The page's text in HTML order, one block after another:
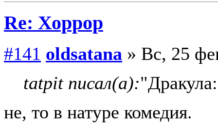
Re: Хоррор
#141 oldsatana » Вс, 25
tatpit писал(а):
не, то в натуре комедия.